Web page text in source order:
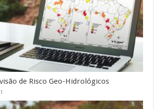
de Risco Geo-Hidrológicos